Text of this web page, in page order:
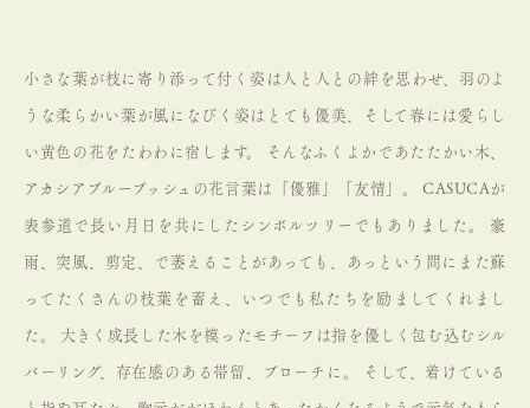
小さな葉が枝に寄り添って付く姿は人と人との絆を思わせ、羽のよ
うな柔らかい葉が風になびく姿はとても優美、そして春には愛らし
い黄色の花をたわわに宿します。 そんなふくよかであたたかい木、
アカシアブルーブッシュの花言葉は「優雅」「友情」。 CASUCAが
表参道で長い月日を共にしたシンボルツリーでもありました。 豪
雨、突風、剪定、で萎えることがあっても、あっという間にまた蘇
ってたくさんの枝葉を蓄え、いつでも私たちを励ましてくれまし
た。 大きく成長した木を模ったモチーフは指を優しく包む込むシル
バーリング、存在感のある帯留、ブローチに。 そして、着けている